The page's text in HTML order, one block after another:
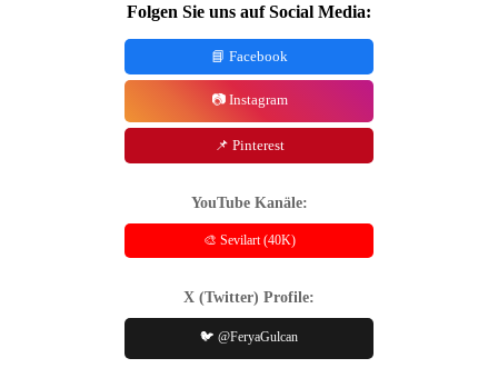
Folgen Sie uns auf Social Media:
📘 Facebook
📷 Instagram
📌 Pinterest
YouTube Kanäle:
🎨 Sevilart (40K)
X (Twitter) Profile:
🐦 @FeryaGulcan